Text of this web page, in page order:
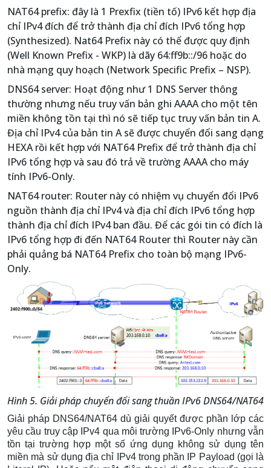
NAT64 prefix: đây là 1 Prexfix (tiền tố) IPv6 kết hợp địa
chỉ IPv4 đích để trở thành địa chỉ đích IPv6 tổng hợp
(Synthesized). Nat64 Prefix này có thể được quy định
(Well Known Prefix - WKP) là dãy 64:ff9b::/96 hoặc do
nhà mạng quy hoạch (Network Specific Prefix – NSP).
DNS64 server: Hoạt động như 1 DNS Server thông
thường nhưng nếu truy vấn bản ghi AAAA cho một tên
miền không tồn tại thì nó sẽ tiếp tục truy vấn bản tin A.
Địa chỉ IPv4 của bản tin A sẽ được chuyển đổi sang dạng
HEXA rồi kết hợp với NAT64 Prefix để trở thành địa chỉ
IPv6 tổng hợp và sau đó trả về trường AAAA cho máy
tính IPv6-Only.
NAT64 router: Router này có nhiệm vụ chuyển đổi IPv6
nguồn thành địa chỉ IPv4 và địa chỉ đích IPv6 tổng hợp
thành địa chỉ đích IPv4 ban đầu. Để các gói tin có đích là
IPv6 tổng hợp đi đến NAT64 Router thì Router này cần
phải quảng bá NAT64 Prefix cho toàn bộ mạng IPv6-
Only.
Hình 5. Giải pháp chuyển đổi sang thuần IPv6 DNS64/NAT64
Giải pháp DNS64/NAT64 dù giải quyết được phần lớp các
yêu cầu truy cập IPv4 qua môi trường IPv6-Only nhưng vẫn
tồn tại trường hợp một số ứng dụng không sử dụng tên
miền mà sử dụng địa chỉ IPv4 trong phần IP Payload (gọi là